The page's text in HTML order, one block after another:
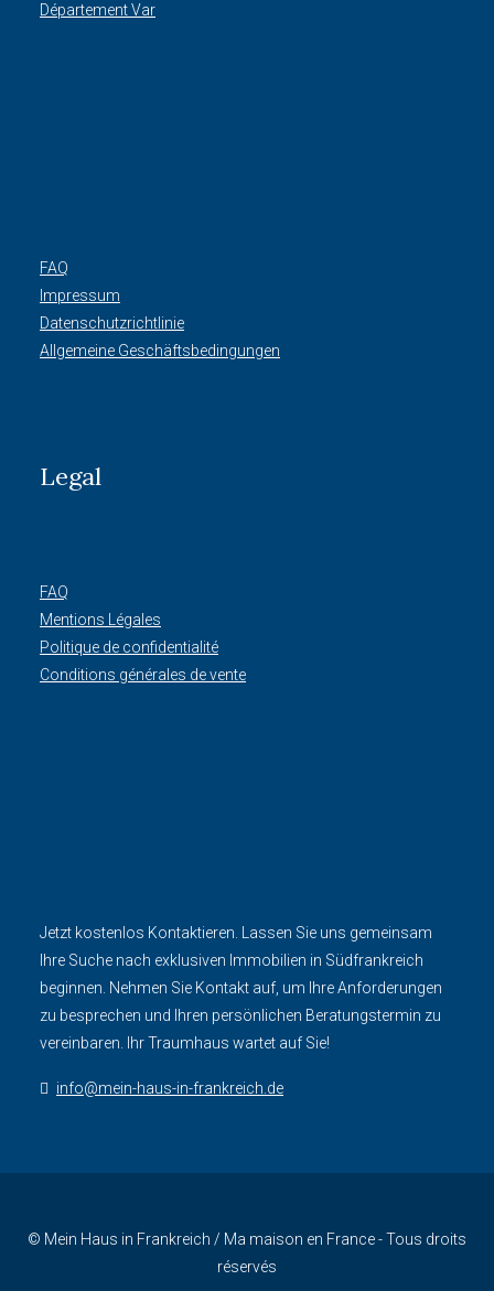
Département Var
FAQ
Impressum
Datenschutzrichtlinie
Allgemeine Geschäftsbedingungen
Legal
FAQ
Mentions Légales
Politique de confidentialité
Conditions générales de vente
Jetzt kostenlos Kontaktieren. Lassen Sie uns gemeinsam
Ihre Suche nach exklusiven Immobilien in Südfrankreich
beginnen. Nehmen Sie Kontakt auf, um Ihre Anforderungen
zu besprechen und Ihren persönlichen Beratungstermin zu
vereinbaren. Ihr Traumhaus wartet auf Sie!
info@mein-haus-in-frankreich.de
© Mein Haus in Frankreich / Ma maison en France - Tous droits
réservés